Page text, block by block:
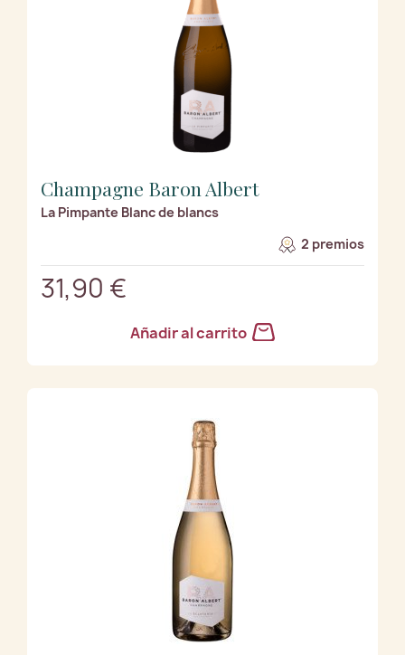
Champagne Baron Albert
La Pimpante Blanc de blancs
2 premios
31,90 €
Añadir al carrito